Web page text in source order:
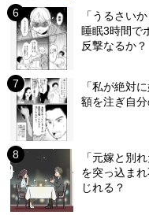
「うるさい
睡眠3時間で
反撃なるか？
「私が絶対
額を注ぎ自
「元嫁と別
を突っ込ま
じれる？